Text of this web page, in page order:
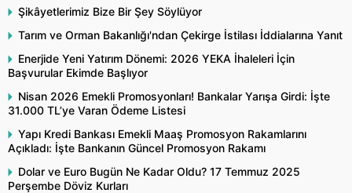
Şikâyetlerimiz Bize Bir Şey Söylüyor
Tarım ve Orman Bakanlığı'ndan Çekirge İstilası İddialarına Yanıt
Enerjide Yeni Yatırım Dönemi: 2026 YEKA İhaleleri İçin
Başvurular Ekimde Başlıyor
Nisan 2026 Emekli Promosyonları! Bankalar Yarışa Girdi: İşte
31.000 TL’ye Varan Ödeme Listesi
Yapı Kredi Bankası Emekli Maaş Promosyon Rakamlarını
Açıkladı: İşte Bankanın Güncel Promosyon Rakamı
Dolar ve Euro Bugün Ne Kadar Oldu? 17 Temmuz 2025
Perşembe Döviz Kurları